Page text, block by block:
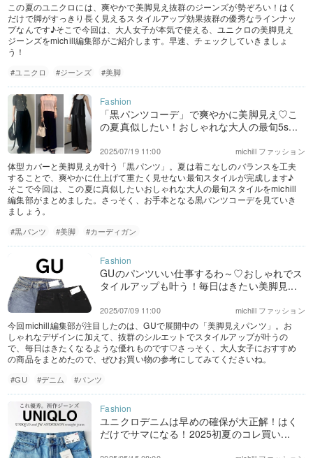
この夏のユニクロには、爽やかで美脚見え抜群のジーンズが勢ぞろい！はく
だけで脚がすっきり長く見えるスタイルアップ効果抜群の優秀なラインナッ
プなんです♪そこで今回は、大人女子が本気で使える、ユニクロの美脚見え
ジーンズをmichill編集部がご紹介します。早速、チェックしていきましょ
う！
#ユニクロ #ジーンズ #美脚
「黒パンツコーデ」で爽やかに美脚見え♡こ
の夏真似したい！おしゃれな大人の最旬5s...
michill ファッション
2025/07/19 11:00
体型カバーと美脚見えが叶う「黒パンツ」。夏は着こなしのバランスを工夫
することで、爽やかに仕上げて重たく見せない最旬スタイルが完成します♪
そこで今回は、この夏に真似したいおしゃれな大人の最旬スタイルをmichill
編集部がまとめました。さっそく、お手本となる黒パンツコーデを見ていき
ましょう。
#黒パンツ #美脚 #カーディガン
GUのパンツいい仕事するわ～♡おしゃれでス
タイルアップも叶う！毎日はきたい美脚見...
michill ファッション
2025/07/09 11:00
今回michill編集部が注目したのは、GUで展開中の「美脚見えパンツ」。お
しゃれなデザインに加えて、抜群のシルエットでスタイルアップが叶うの
で、毎日はきたくなるような優れものです♡さっそく、大人女子におすすめ
の商品をまとめたので、ぜひお買い物の参考にしてみてくださいね。
#GU #デニム #パンツ
ユニクロデニムは早めの確保が大正解！はく
だけでサマになる！2025初夏のコレ買い...